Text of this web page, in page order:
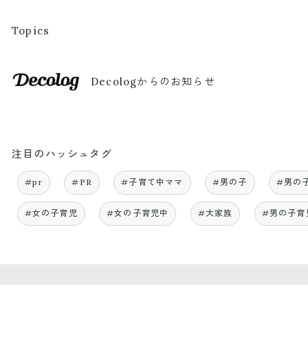
Topics
Decologからのお知らせ
注目のハッシュタグ
#pr #PR #子育て中ママ #男の子 #男の
#女の子育児 #女の子育児中 #大家族 #男の子育